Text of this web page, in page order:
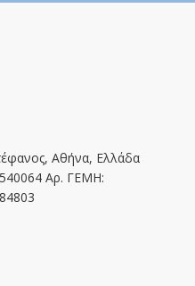
Αθήνα, Ελλάδα
Αρ. ΓΕΜΗ: